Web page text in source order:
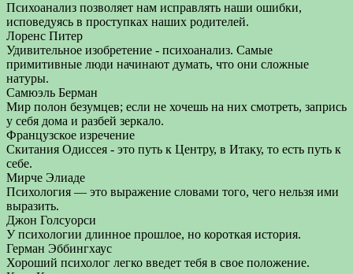
Психоанализ позволяет нам исправлять наши ошибки,
исповедуясь в проступках наших родителей.
Лоренс Питер
Удивительное изобретение - психоанализ. Самые
примитивные люди начинают думать, что они сложные
натуры.
Самюэль Берман
Мир полон безумцев; если не хочешь на них смотреть, запрись
у себя дома и разбей зеркало.
Французское изречение
Скитания Одиссея - это путь к Центру, в Итаку, то есть путь к
себе.
Мирче Элиаде
Психология — это выражение словами того, чего нельзя ими
выразить.
Джон Голсуорси
У психологии длинное прошлое, но короткая история.
Герман Эббингхаус
Хороший психолог легко введет тебя в свое положение.